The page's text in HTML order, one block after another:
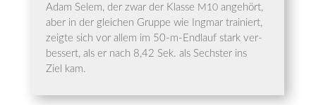
Adam Selem, der zwar der Klas­se M10ange­hört,
aber in der glei­chen Grup­pe wie Ing­mar trai­niert,
zeig­te sich vor allem im 50-m-End­lauf stark ver­
bes­sert, als er nach 8,42 Sek. als Sechs­ter ins
Ziel kam.